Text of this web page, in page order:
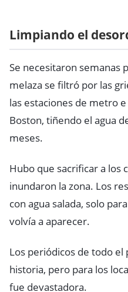
Limpiando el
Se necesitaron semanas
melaza se filtró por las
las estaciones de metro
Boston, tiñendo el agua
meses.
Hubo que sacrificar a los
inundaron la zona. Los
con agua salada, solo
volvía a aparecer.
Los periódicos de todo
historia, pero para los
fue devastadora.